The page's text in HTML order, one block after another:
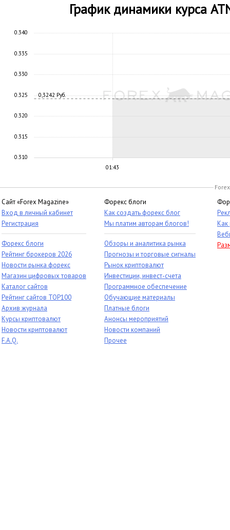
График динамики курса
01:43
0,3242 Руб.
0.310
0.315
0.320
0.325
0.330
0.335
0.340
Сайт «Forex Magazine»
Вход в личный кабинет
Регистрация
Форекс блоги
Рейтинг брокеров 2026
Новости рынка форекс
Магазин цифровых товаров
Каталог сайтов
Рейтинг сайтов TOP100
Архив журнала
Курсы криптовалют
Новости криптовалют
F.A.Q.
Форекс блоги
Как создать форекс блог
Мы платим авторам блогов!
Обзоры и аналитика рынка
Прогнозы и торговые сигналы
Рынок криптовалют
Инвестиции, инвест-счета
Программное обеспечение
Обучающие материалы
Платные блоги
Анонсы мероприятий
Новости компаний
Прочее
Как